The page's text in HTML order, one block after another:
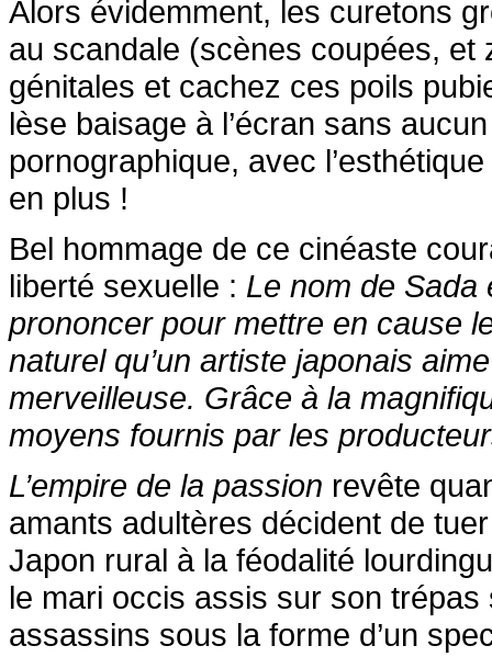
Alors évidemment, les curetons
au scandale (scènes coupées,
génitales et cachez ces poils
lèse baisage à l’écran sans
pornographique, avec
en plus !
Bel hommage de ce cinéaste
liberté sexuelle : Le nom de Sada
prononcer pour mettre en cause
naturel qu’un artiste japonais
merveilleuse. Grâce à la
moyens fournis par les
L’empire de la passion revête
amants adultères décident de
Japon rural à la féodalité
le mari occis assis sur son
assassins sous la forme d’un